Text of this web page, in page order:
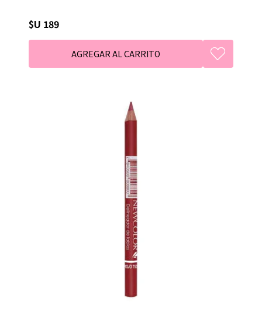
$U 189